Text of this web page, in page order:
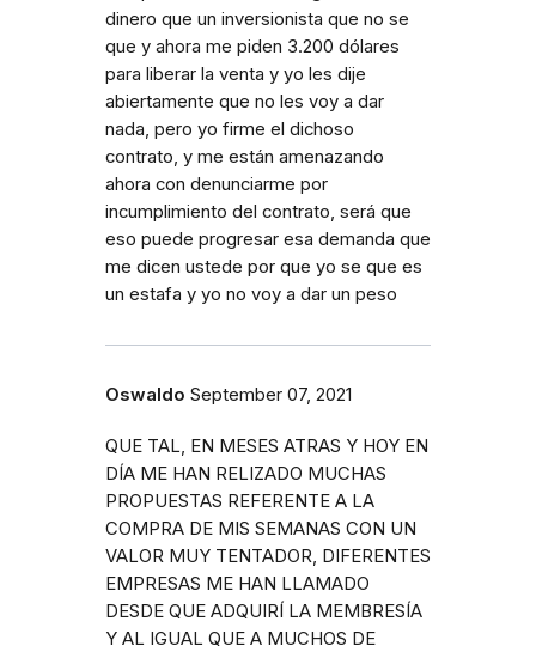
dinero que un inversionista que no se
que y ahora me piden 3.200 dólares
para liberar la venta y yo les dije
abiertamente que no les voy a dar
nada, pero yo firme el dichoso
contrato, y me están amenazando
ahora con denunciarme por
incumplimiento del contrato, será que
eso puede progresar esa demanda que
me dicen ustede por que yo se que es
un estafa y yo no voy a dar un peso
Oswaldo September 07, 2021
QUE TAL, EN MESES ATRAS Y HOY EN
DÍA ME HAN RELIZADO MUCHAS
PROPUESTAS REFERENTE A LA
COMPRA DE MIS SEMANAS CON UN
VALOR MUY TENTADOR, DIFERENTES
EMPRESAS ME HAN LLAMADO
DESDE QUE ADQUIRÍ LA MEMBRESÍA
Y AL IGUAL QUE A MUCHOS DE